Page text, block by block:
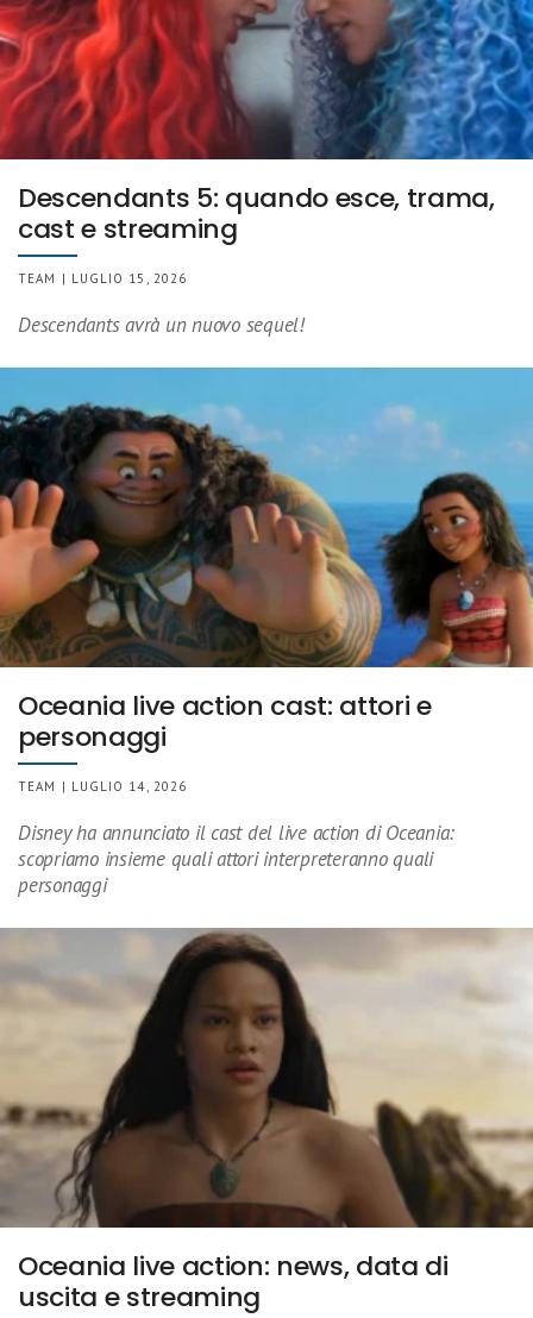
Descendants 5: quando esce, trama,
cast e streaming
TEAM | LUGLIO 15, 2026
Descendants avrà un nuovo sequel!
Oceania live action cast: attori e
personaggi
TEAM | LUGLIO 14, 2026
Disney ha annunciato il cast del live action di Oceania:
scopriamo insieme quali attori interpreteranno quali
personaggi
Oceania live action: news, data di
uscita e streaming